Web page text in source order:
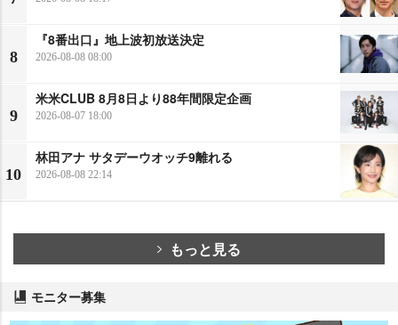
8
『8番出口』地上波初放送決定
2026-08-08 08:00
9
米米CLUB 8月8日より88年間限定企画
2026-08-07 18:00
10
林田アナ サタデーウオッチ9離れる
2026-08-08 22:14
もっと見る
モニター募集